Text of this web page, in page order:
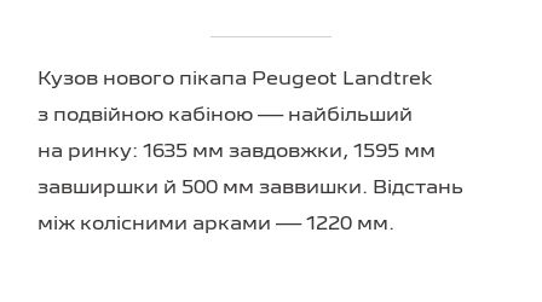
Кузов нового пікапа Peugeot Landtrek
з подвійною кабіною — найбільший
на ринку: 1635 мм завдовжки, 1595 мм
завширшки й 500 мм заввишки. Відстань
між колісними арками — 1220 мм.